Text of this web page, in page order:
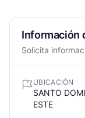
Información
Solicita
UBICACIÓN
SANTO
ESTE